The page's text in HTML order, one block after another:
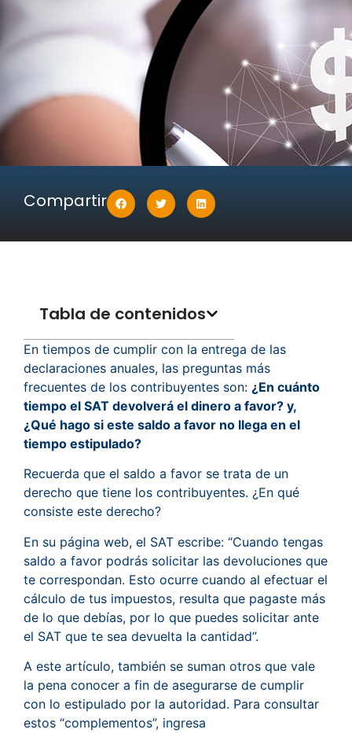
Compartir
Tabla de contenidos
En tiempos de cumplir con la entrega de las
declaraciones anuales, las preguntas más
frecuentes de los contribuyentes son: ¿En cuánto
tiempo el SAT devolverá el dinero a favor? y,
¿Qué hago si este saldo a favor no llega en el
tiempo estipulado?
Recuerda que el saldo a favor se trata de un
derecho que tiene los contribuyentes. ¿En qué
consiste este derecho?
En su página web, el SAT escribe: “Cuando tengas
saldo a favor podrás solicitar las devoluciones que
te correspondan. Esto ocurre cuando al efectuar el
cálculo de tus impuestos, resulta que pagaste más
de lo que debías, por lo que puedes solicitar ante
el SAT que te sea devuelta la cantidad”.
A este artículo, también se suman otros que vale
la pena conocer a fin de asegurarse de cumplir
con lo estipulado por la autoridad. Para consultar
estos “complementos”, ingresa